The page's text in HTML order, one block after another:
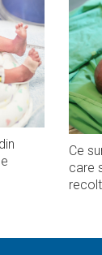
Ce
care